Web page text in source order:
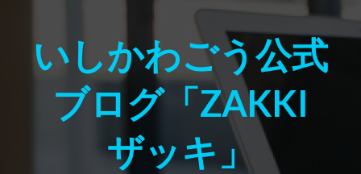
contentいしかわごう公式
ブログ「ZAKKI
ザッキ」